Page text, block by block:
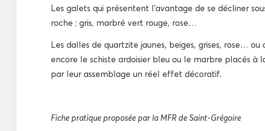
Les galets qui présentent l’avantage de se décliner
roche ; gris, marbré vert rouge, rose…
Les dalles de quartzite jaunes, beiges, grises, rose…
encore le schiste ardoisier bleu ou le marbre placés à
par leur assemblage un réel effet décoratif.
Fiche pratique proposée par la MFR de Saint-Grégoire